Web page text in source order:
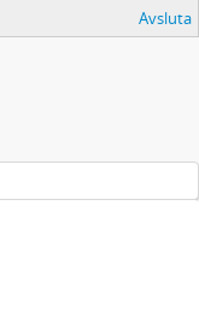
Avsluta